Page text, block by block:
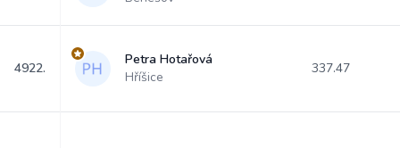
4922.
Petra Hotařová
Hříšice
337.47